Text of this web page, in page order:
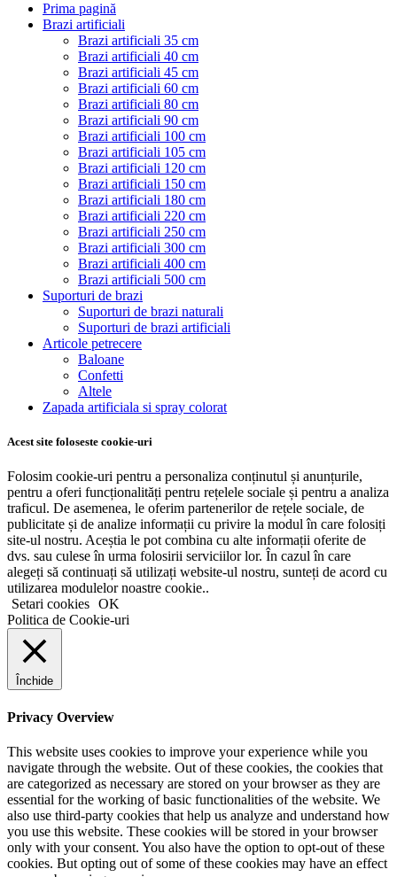
Prima pagină
Brazi artificiali
Brazi artificiali 35 cm
Brazi artificiali 40 cm
Brazi artificiali 45 cm
Brazi artificiali 60 cm
Brazi artificiali 80 cm
Brazi artificiali 90 cm
Brazi artificiali 100 cm
Brazi artificiali 105 cm
Brazi artificiali 120 cm
Brazi artificiali 150 cm
Brazi artificiali 180 cm
Brazi artificiali 220 cm
Brazi artificiali 250 cm
Brazi artificiali 300 cm
Brazi artificiali 400 cm
Brazi artificiali 500 cm
Suporturi de brazi
Suporturi de brazi naturali
Suporturi de brazi artificiali
Articole petrecere
Baloane
Confetti
Altele
Zapada artificiala si spray colorat
Acest site foloseste cookie-uri
Folosim cookie-uri pentru a personaliza conținutul și anunțurile,
pentru a oferi funcționalități pentru rețelele sociale și pentru a analiza
traficul. De asemenea, le oferim partenerilor de rețele sociale, de
publicitate și de analize informații cu privire la modul în care folosiți
site-ul nostru. Aceștia le pot combina cu alte informații oferite de
dvs. sau culese în urma folosirii serviciilor lor. În cazul în care
alegeți să continuați să utilizați website-ul nostru, sunteți de acord cu
utilizarea modulelor noastre cookie..
Setari cookies OK
Politica de Cookie-uri
Închide
Privacy Overview
This website uses cookies to improve your experience while you
navigate through the website. Out of these cookies, the cookies that
are categorized as necessary are stored on your browser as they are
essential for the working of basic functionalities of the website. We
also use third-party cookies that help us analyze and understand how
you use this website. These cookies will be stored in your browser
only with your consent. You also have the option to opt-out of these
cookies. But opting out of some of these cookies may have an effect